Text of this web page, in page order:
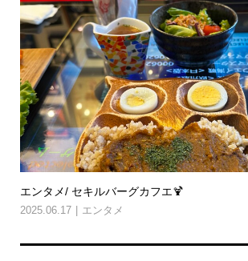
エンタメ/ セキルバーグカフエ🍹
2025.06.17 エンタメ